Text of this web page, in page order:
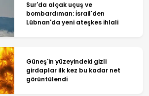
Sur'da alçak uçuş ve
bombardıman: İsrail'den
Lübnan'da yeni ateşkes ihlali
Güneş'in yüzeyindeki gizli
girdaplar ilk kez bu kadar net
görüntülendi